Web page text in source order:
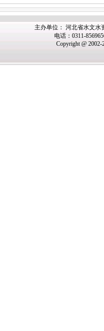
主办单位： 河北省水文水
电话：0311-
Copyright @ 2002-